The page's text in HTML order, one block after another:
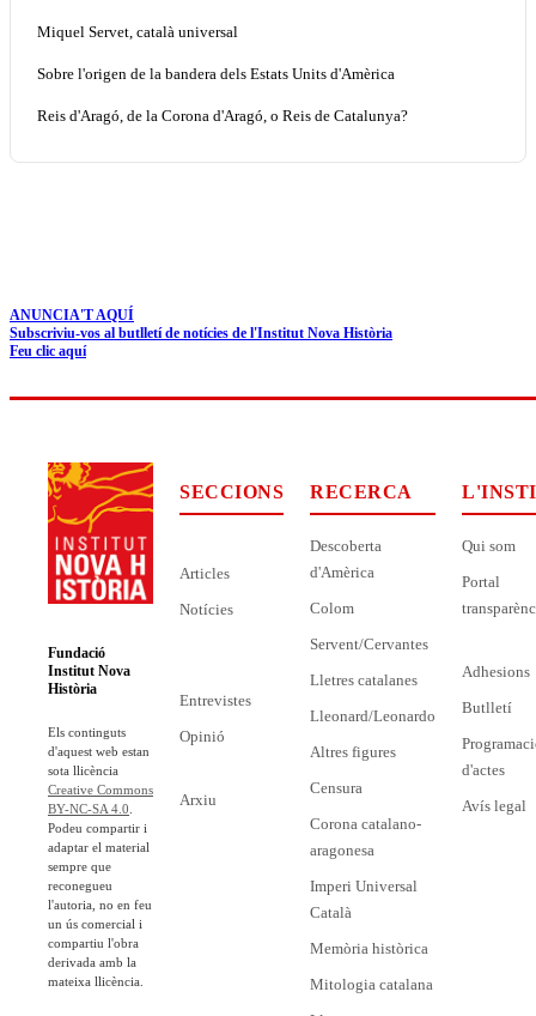
Miquel Servet, català universal
Sobre l'origen de la bandera dels Estats Units d'Amèrica
Reis d'Aragó, de la Corona d'Aragó, o Reis de Catalunya?
ANUNCIA'T AQUÍ
Subscriviu-vos al butlletí de notícies de l'Institut Nova Història
Feu clic aquí
Fundació
Institut Nova
Història
Els continguts
d'aquest web estan
sota llicència
Creative Commons
BY-NC-SA 4.0
Podeu compartir i
adaptar el material
sempre que
reconegueu
l'autoria, no en feu
un ús comercial i
compartiu l'obra
derivada amb la
mateixa llicència.
SECCIONS
Articles
Notícies
Entrevistes
Opinió
Arxiu
RECERCA
Descoberta
d'Amèrica
Colom
Servent/Cervantes
Lletres catalanes
Lleonard/Leonardo
Altres figures
Censura
Corona catalano-
aragonesa
Imperi Universal
Català
Memòria històrica
Mitologia catalana
Qui som
Portal
Adhesions
Butlletí
d'actes
Avís legal